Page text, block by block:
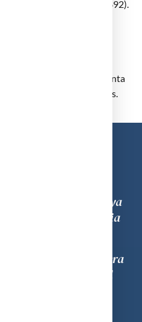
de medicina (1887 – 1892).
Mor encara a la Santa
1926). Noves utiltzacions.
de Catalunya
el nom d’Academia
Des de la primera
variacions en el
el de Reial
Barcelona.